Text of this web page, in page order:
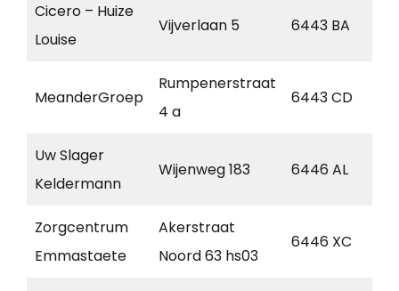
Cicero – Huize
Louise
Vijverlaan 5 6443 BA
MeanderGroep
Rumpenerstraat
4 a
6443 CD
Uw Slager
Keldermann
Wijenweg 183 6446 AL
Zorgcentrum
Emmastaete
Akerstraat
Noord 63 hs03
6446 XC